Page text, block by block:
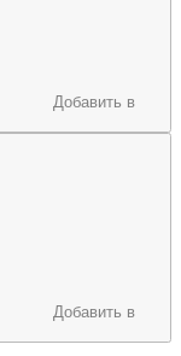
Добавить в
Добавить в